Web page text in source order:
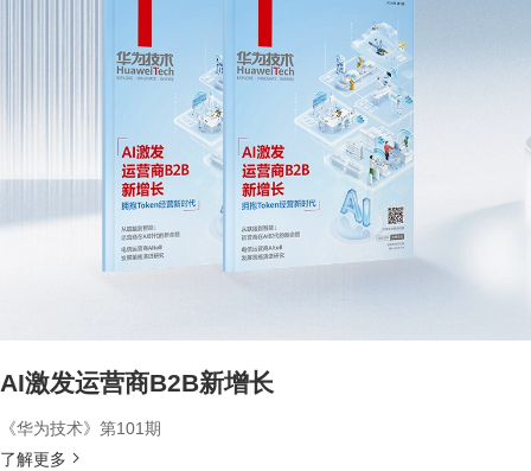
AI激发运营商B2B新增长
《华为技术》第101期
了解更多